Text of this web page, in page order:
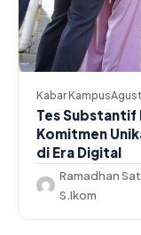
Kabar Kampus
Tes Substantif
Komitmen
di Era Digital
Ramadhan
S.Ikom